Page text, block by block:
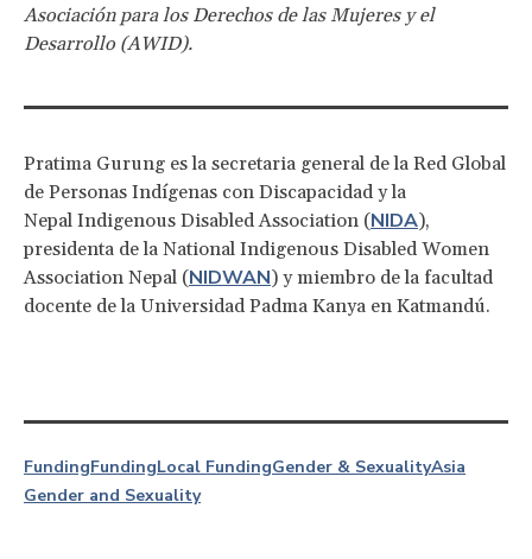
Asociación para los Derechos de las Mujeres y el
Desarrollo (AWID).
Pratima Gurung es la secretaria general de la Red Global
de Personas Indígenas con Discapacidad y la
Nepal Indigenous Disabled Association (NIDA),
presidenta de la National Indigenous Disabled Women
Association Nepal (NIDWAN) y miembro de la facultad
docente de la Universidad Padma Kanya en Katmandú.
FundingFundingLocal FundingGender & SexualityAsia
Gender and Sexuality